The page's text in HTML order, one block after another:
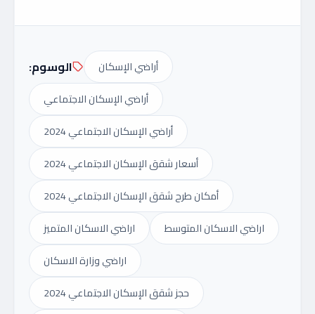
الوسوم:
أراضي الإسكان
أراضي الإسكان الاجتماعي
أراضي الإسكان الاجتماعي 2024
أسعار شقق الإسكان الاجتماعي 2024
أمكان طرح شقق الإسكان الاجتماعي 2024
اراضي الاسكان المتميز
اراضي الاسكان المتوسط
اراضي وزارة الاسكان
حجز شقق الإسكان الاجتماعي 2024